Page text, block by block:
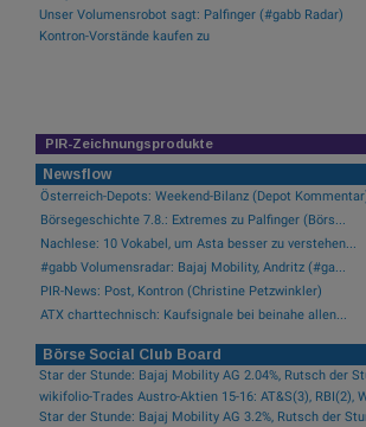
Unser Volumensrobot sagt: Palfinger (#gabb Radar)
Kontron-Vorstände kaufen zu
PIR-Zeichnungsprodukte
Newsflow
Österreich-Depots: Weekend-Bilanz (Depot
Börsegeschichte 7.8.: Extremes zu Palfinger (Börs...
Nachlese: 10 Vokabel, um Asta besser zu verstehen...
#gabb Volumensradar: Bajaj Mobility, Andritz (#ga...
PIR-News: Post, Kontron (Christine Petzwinkler)
ATX charttechnisch: Kaufsignale bei beinahe allen...
Börse Social Club Board
Star der Stunde: Bajaj Mobility AG 2.04%, Rutsch der